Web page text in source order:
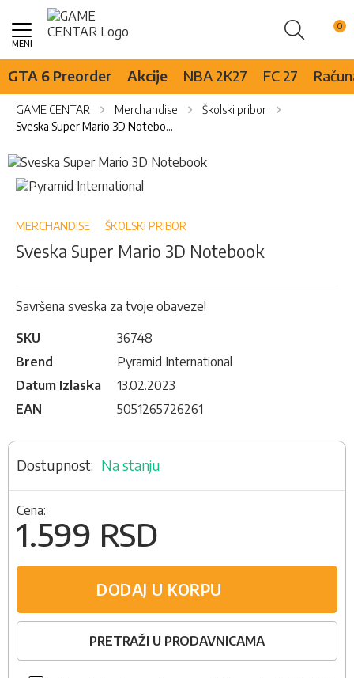
Pretraži
Skip
Content
GTA 6 Preorder Akcije NBA 2K27 FC 27
GAME CENTAR Merchandise
Školski pribor
Sveska Super Mario 3D Notebook
Skip
to
the
of
images
Skip
to
beginning
the
gallery
MERCHANDISE ŠKOLSKI PRIBOR
Sveska Super Mario 3D Notebook
Savršena sveska za tvoje obaveze!
SKU
36748
Brend
Pyramid International
Datum Izlaska
13.02.2023
EAN
5051265726261
Na stanju
Cena:
1.599 RSD
DODAJ U KORPU
PRETRAŽI U PRODAVNICAMA